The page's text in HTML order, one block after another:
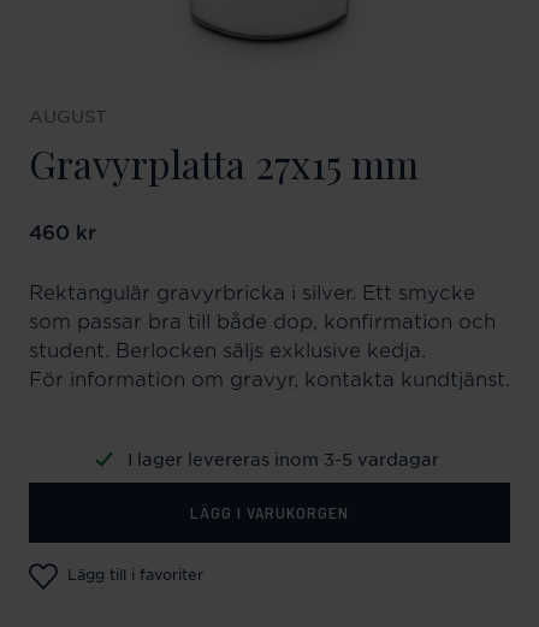
AUGUST
Gravyrplatta 27x15 mm
Pris:460 kr
460 kr
Rektangulär gravyrbricka i silver. Ett smycke
som passar bra till både dop, konfirmation och
student. Berlocken säljs exklusive kedja.
För information om gravyr, kontakta kundtjänst.
I lager levereras inom 3-5 vardagar
LÄGG I VARUKORGEN
Lägg till i favoriter